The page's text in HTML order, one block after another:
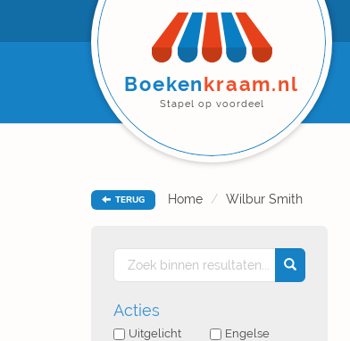
Boekenkraam.nl
Stapel op voordeel
TERUG Home Wilbur Smith
Acties
Uitgelicht
Engelse